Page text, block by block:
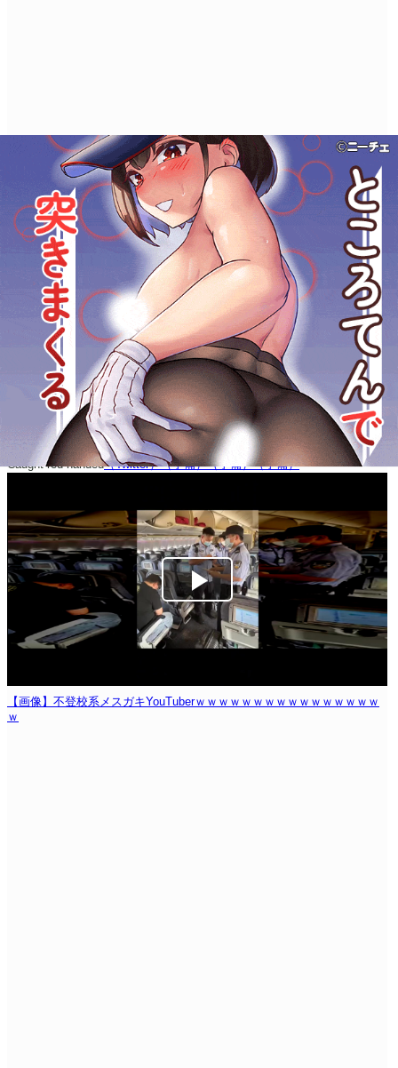
Caught red-handed（Twitter）（予備）（予備）（予備）
【画像】不登校系メスガキYouTuberｗｗｗｗｗｗｗｗｗｗｗｗｗｗｗｗ
ｗ